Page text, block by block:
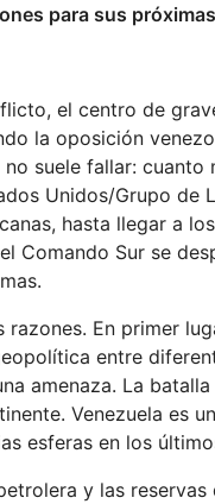
para sus
el centro de
la oposición
suele fallar: cuanto
Unidos/Grupo de
hasta llegar a
Comando Sur se
En primer
entre
amenaza. La
Venezuela es
esferas en los
y las reservas